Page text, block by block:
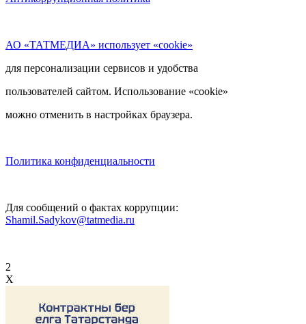
АО «ТАТМЕДИА» использует «cookie»
для персонализации сервисов и удобства
пользователей сайтом. Использование «cookie»
можно отменить в настройках браузера.
Политика конфиденциальности
Для сообщений о фактах коррупции:
Shamil.Sadykov@tatmedia.ru
2
X